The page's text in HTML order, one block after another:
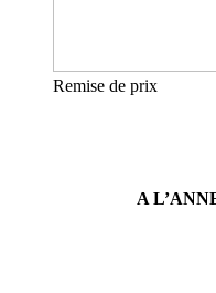
Remise de prix
A